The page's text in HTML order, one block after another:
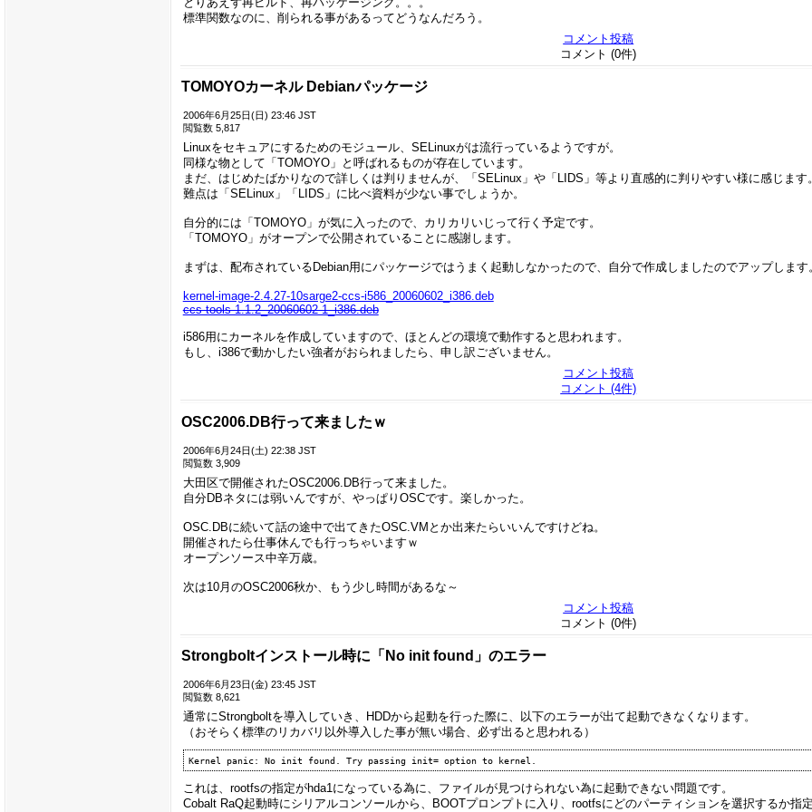
標準関数なのに、削られる事があるってどうなんだろう。
コメント投稿
コメント (0件)
TOMOYOカーネル Debianパッケージ
2006年6月25日(日) 23:46 JST
閲覧数 5,817
Linuxをセキュアにするためのモジュール、SELinuxがは流行っているようですが。
同様な物として「TOMOYO」と呼ばれるものが存在しています。
まだ、はじめたばかりなので詳しくは判りませんが、「SELinux」や「LIDS」等より直感的に判りやすい様に感じます
難点は「SELinux」「LIDS」に比べ資料が少ない事でしょうか。
自分的には「TOMOYO」が気に入ったので、カリカリいじって行く予定です。
「TOMOYO」がオープンで公開されていることに感謝します。
まずは、配布されているDebian用にパッケージではうまく起動しなかったので、自分で作成しましたのでアップします
kernel-image-2.4.27-10sarge2-ccs-i586_20060602_i386.deb
ccs-tools-1.1.2_20060602-1_i386.deb
i586用にカーネルを作成していますので、ほとんどの環境で動作すると思われます。
もし、i386で動かしたい強者がおられましたら、申し訳ございません。
コメント投稿
コメント (4件)
OSC2006.DB行って来ましたｗ
2006年6月24日(土) 22:38 JST
閲覧数 3,909
大田区で開催されたOSC2006.DB行って来ました。
自分DBネタには弱いんですが、やっぱりOSCです。楽しかった。
OSC.DBに続いて話の途中で出てきたOSC.VMとか出来たらいいんですけどね。
開催されたら仕事休んでも行っちゃいますｗ
オープンソース中辛万歳。
次は10月のOSC2006秋か、もう少し時間があるな～
コメント投稿
コメント (0件)
Strongboltインストール時に「No init found」のエラー
2006年6月23日(金) 23:45 JST
閲覧数 8,621
通常にStrongboltを導入していき、HDDから起動を行った際に、以下のエラーが出て起動できなくなります。
（おそらく標準のリカバリ以外導入した事が無い場合、必ず出ると思われる）
これは、rootfsの指定がhda1になっている為に、ファイルが見つけられない為に起動できない問題です。
Cobalt RaQ起動時にシリアルコンソールから、BOOTプロンプトに入り、rootfsにどのパーティションを選択するか指